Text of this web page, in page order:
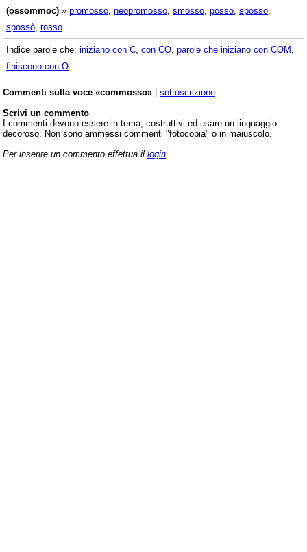
(ossommoc) » promosso neopromosso smosso posso sposso
spossò rosso
Indice parole che: iniziano con C con CO parole che iniziano con COM
finiscono con O
Commenti sulla voce «commosso» | sottoscrizione
Scrivi un commento
I commenti devono essere in tema, costruttivi ed usare un linguaggio
decoroso. Non sono ammessi commenti "fotocopia" o in maiuscolo.
Per inserire un commento effettua il login